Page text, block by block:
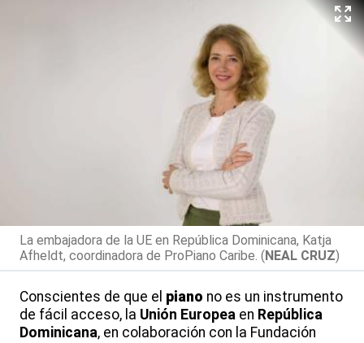
La embajadora de la UE en República Dominicana, Katja
Afheldt, coordinadora de ProPiano Caribe. (NEAL CRUZ)
Conscientes de que el piano no es un instrumento
de fácil acceso, la Unión Europea en República
Dominicana, en colaboración con la Fundación